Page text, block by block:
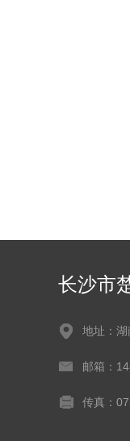
长沙市
地址：
邮箱：
传真：